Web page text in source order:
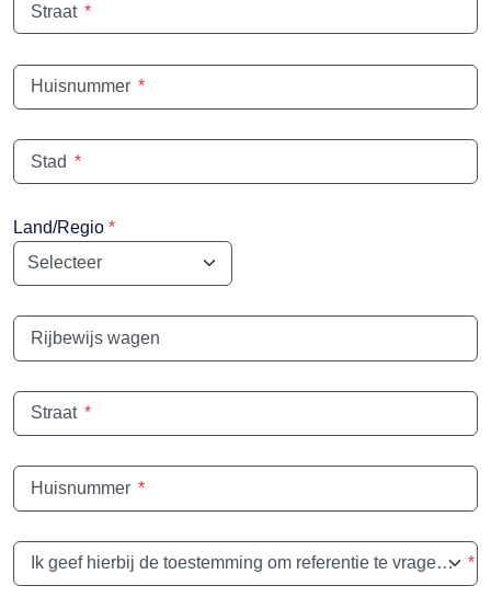
Straat *
Huisnummer *
Stad *
Land/Regio *
Rijbewijs wagen
Straat *
Huisnummer *
Ik geef hierbij de toestemming om referentie te vragen bij mijn vorige werkgevers *